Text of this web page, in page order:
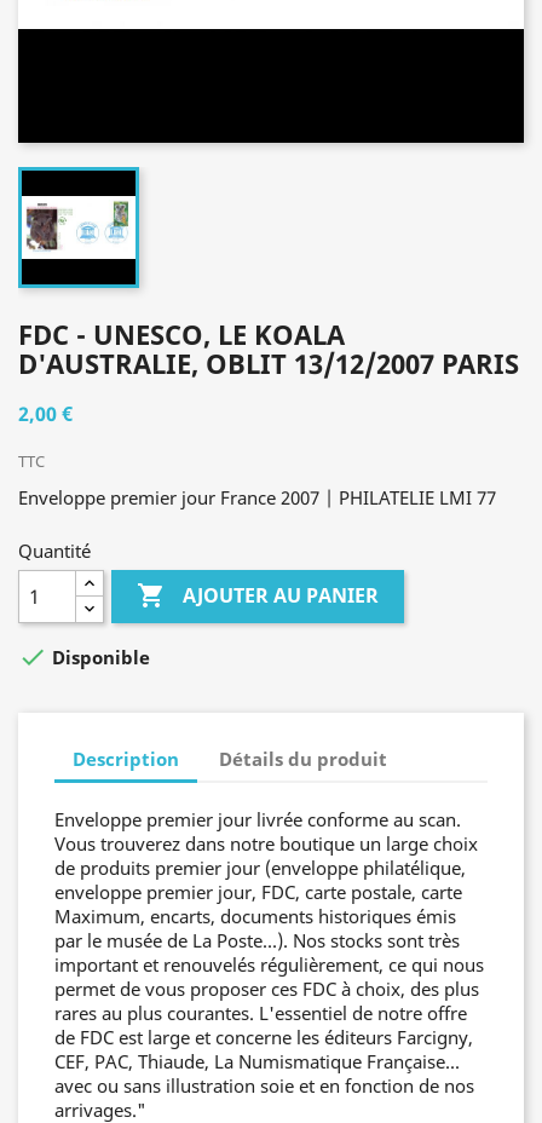
FDC - UNESCO, LE KOALA
D'AUSTRALIE, OBLIT 13/12/2007 PARIS
2,00 €
TTC
Enveloppe premier jour France 2007 | PHILATELIE LMI 77
Quantité
 AJOUTER AU PANIER
 Disponible
Description Détails du produit
Enveloppe premier jour livrée conforme au scan.
Vous trouverez dans notre boutique un large choix
de produits premier jour (enveloppe philatélique,
enveloppe premier jour, FDC, carte postale, carte
Maximum, encarts, documents historiques émis
par le musée de La Poste...). Nos stocks sont très
important et renouvelés régulièrement, ce qui nous
permet de vous proposer ces FDC à choix, des plus
rares au plus courantes. L'essentiel de notre offre
de FDC est large et concerne les éditeurs Farcigny,
CEF, PAC, Thiaude, La Numismatique Française...
avec ou sans illustration soie et en fonction de nos
arrivages."